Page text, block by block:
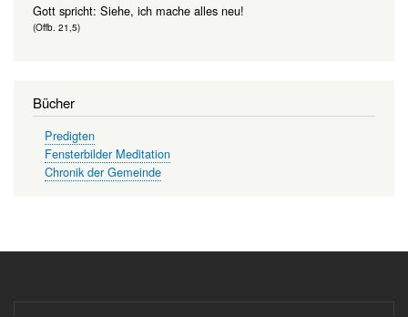
Gott spricht: Siehe, ich mache alles neu!
(Offb. 21,5)
Bücher
Predigten
Fensterbilder Meditation
Chronik der Gemeinde